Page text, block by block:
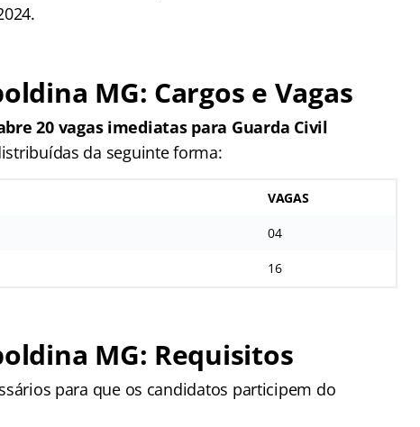
MG: Cargos e Vagas
20 vagas imediatas para Guarda Civil
da seguinte forma:
VAGAS
04
16
MG: Requisitos
para que os candidatos participem do